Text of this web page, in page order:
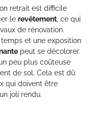
retrait est difficile
le revêtement, ce qui
de rénovation.
et une exposition
peut se décolorer.
peu plus coûteuse
de sol. Cela est dû
qui doivent être
joli rendu.